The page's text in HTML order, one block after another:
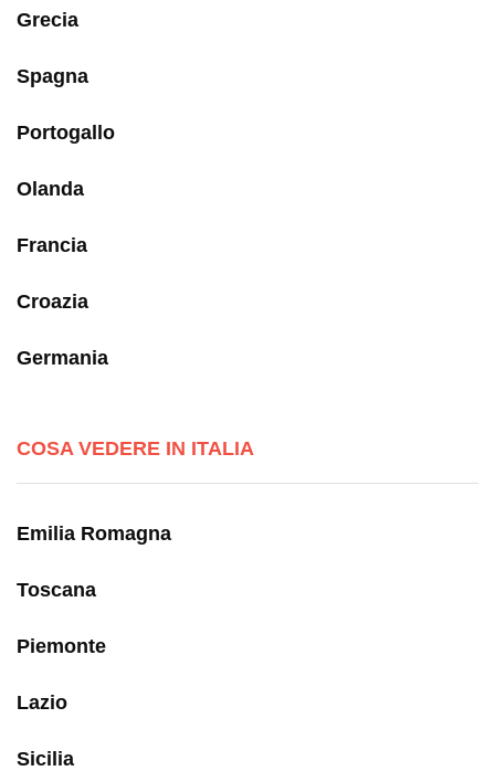
Grecia
Spagna
Portogallo
Olanda
Francia
Croazia
Germania
COSA VEDERE IN ITALIA
Emilia Romagna
Toscana
Piemonte
Lazio
Sicilia